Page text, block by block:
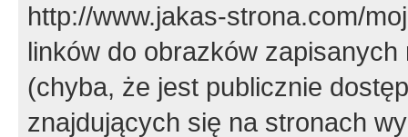
http://www.jakas-strona.com/
linków do obrazków
(chyba, że jest publicznie
znajdujących się na stronach